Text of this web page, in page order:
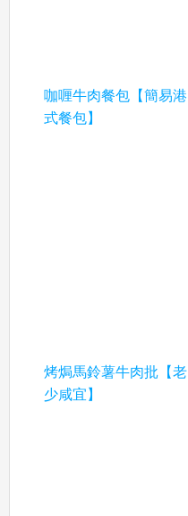
咖喱牛肉餐包【簡易港
式餐包】
烤焗馬鈴薯牛肉批【老
少咸宜】